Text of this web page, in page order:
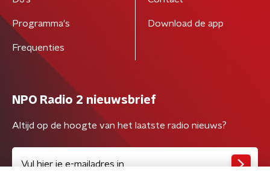
Programma's
Frequenties
Download de app
NPO Radio 2 nieuwsbrief
Altijd op de hoogte van het laatste radio nieuws?